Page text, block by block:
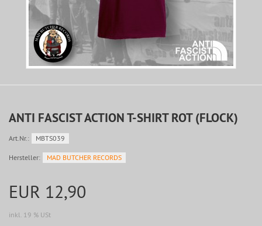
ANTI FASCIST ACTION T-SHIRT ROT (FLOCK)
Art.Nr.: MBTS039
Hersteller: MAD BUTCHER RECORDS
EUR 12,90
inkl. 19 % USt